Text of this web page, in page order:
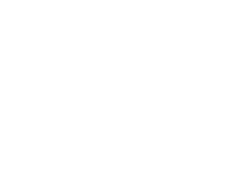
que foram desenvolvidos
especificamente com base na
e são administrados por via injetável,
sim, já está disponível.